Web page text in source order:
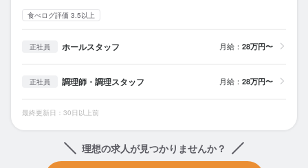
食べログ評価 3.5以上
正社員 ホールスタッフ 月給： 28万円〜
正社員 調理師・調理スタッフ 月給： 28万円〜
最終更新日：30日以上前
理想の求人が見つかりませんか？